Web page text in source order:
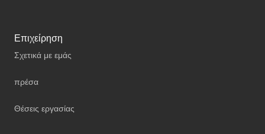
Επιχείρηση
Σχετικά με εμάς
πρέσα
Θέσεις εργασίας